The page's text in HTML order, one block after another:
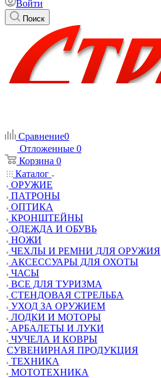
Войти
Поиск
Сравнение0
Отложенные 0
Корзина 0
Каталог
ОРУЖИЕ
ПАТРОНЫ
ОПТИКА
КРОНШТЕЙНЫ
ОДЕЖДА И ОБУВЬ
НОЖИ
ЧЕХЛЫ И РЕМНИ ДЛЯ ОРУЖИЯ
АКСЕССУАРЫ ДЛЯ ОХОТЫ
ЧАСЫ
ВСЕ ДЛЯ ТУРИЗМА
СТЕНДОВАЯ СТРЕЛЬБА
УХОД ЗА ОРУЖИЕМ
ЛОДКИ И МОТОРЫ
АРБАЛЕТЫ И ЛУКИ
ЧУЧЕЛА И КОВРЫ
СУВЕНИРНАЯ ПРОДУКЦИЯ
ТЕХНИКА
МОТОТЕХНИКА